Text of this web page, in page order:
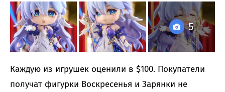
5
Каждую из игрушек оценили в $100. Покупатели
получат фигурки Воскресенья и Зарянки не